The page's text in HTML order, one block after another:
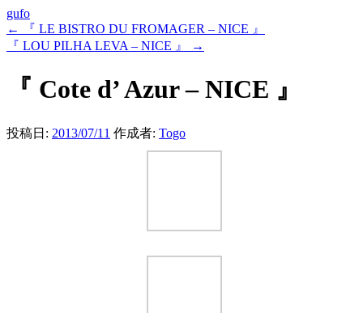
gufo
←
『 LE BISTRO DU FROMAGER – NICE 』
『 LOU PILHA LEVA – NICE 』
→
『 Cote d’ Azur – NICE 』
投稿日: 2013/07/11 作成者: Togo